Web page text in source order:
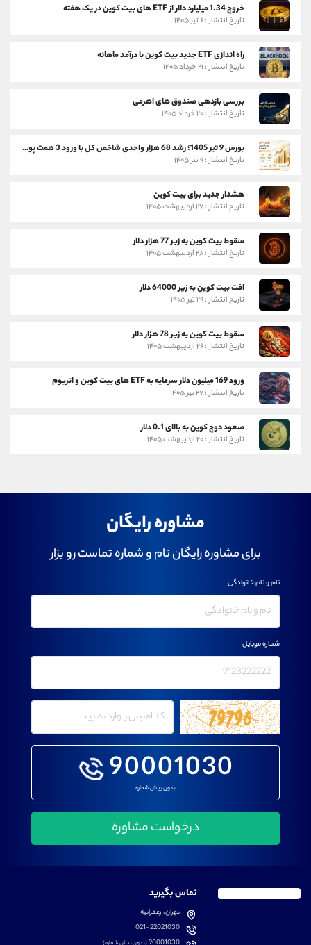
خروج 1.34 میلیارد دلار از ETF های بیت کوین در یک هفته
تاریخ انتشار : ۶ تیر ۱۴۰۵
راه اندازی ETF جدید بیت کوین با درآمد ماهانه
تاریخ انتشار : ۲۱ خرداد ۱۴۰۵
بررسی بازدهی صندوق های اهرمی
تاریخ انتشار : ۲۰ خرداد ۱۴۰۵
بورس 9 تیر 1405؛ رشد 68 هزار واحدی شاخص کل با ورود 3 همت پول حقیقی
تاریخ انتشار : ۹ تیر ۱۴۰۵
هشدار جدید برای بیت کوین
تاریخ انتشار : ۲۷ اردیبهشت ۱۴۰۵
سقوط بیت کوین به زیر 77 هزار دلار
تاریخ انتشار : ۲۸ اردیبهشت ۱۴۰۵
افت بیت کوین به زیر 64000 دلار
تاریخ انتشار : ۲۹ تیر ۱۴۰۵
سقوط بیت کوین به زیر 78 هزار دلار
تاریخ انتشار : ۲۶ اردیبهشت ۱۴۰۵
ورود 169 میلیون دلار سرمایه به ETF های بیت کوین و اتریوم
تاریخ انتشار : ۲۷ تیر ۱۴۰۵
صعود دوج کوین به بالای 0.1 دلار
تاریخ انتشار : ۲۰ اردیبهشت ۱۴۰۵
مشاوره رایگان
برای مشاوره رایگان نام و شماره تماست رو بزار
90001030
بدون پیش شماره
نام و نام خانوادگی
شماره موبایل
تماس بگیرید
تهران، زعفرانیه
021-22021030
(بدون پیش شماره)